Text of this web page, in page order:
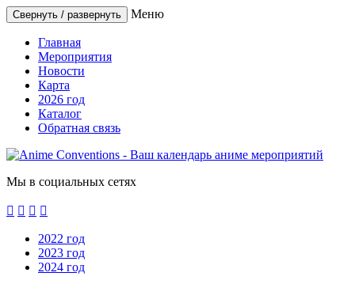
Свернуть / развернуть Меню
Главная
Мероприятия
Новости
Карта
2026 год
Каталог
Обратная связь
Мы в социальных сетях
   
2022 год
2023 год
2024 год